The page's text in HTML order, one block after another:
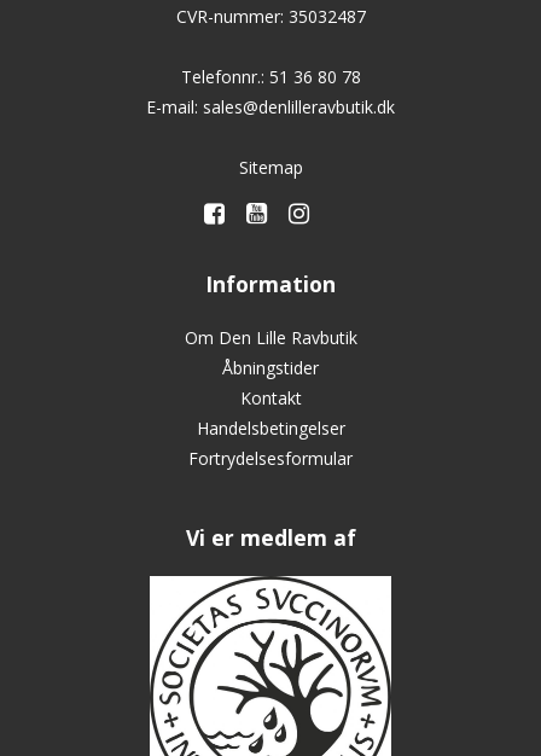
CVR-nummer: 35032487
Telefonnr.: 51 36 80 78
E-mail: sales@denlilleravbutik.dk
Sitemap
Information
Om Den Lille Ravbutik
Åbningstider
Kontakt
Handelsbetingelser
Fortrydelsesformular
Vi er medlem af